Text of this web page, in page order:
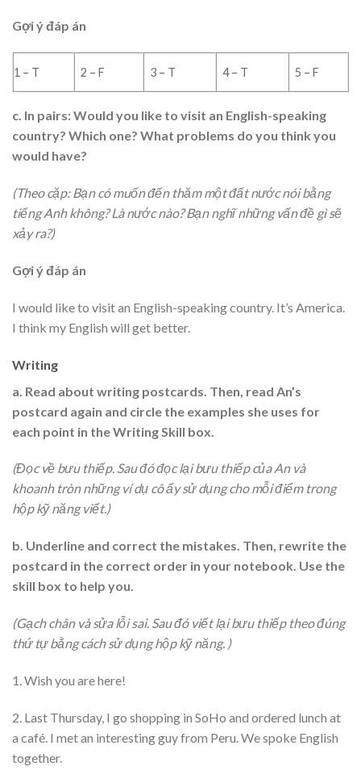
Gợi ý đáp án
1 – T 2 – F 3 – T 4 – T 5 – F
c. In pairs: Would you like to visit an English-speaking
country? Which one? What problems do you think you
would have?
(Theo cặp: Bạn có muốn đến thăm một đất nước nói bằng
tiếng Anh không? Là nước nào? Bạn nghĩ những vấn đề gì sẽ
xảy ra?)
Gợi ý đáp án
I would like to visit an English-speaking country. It’s America.
I think my English will get better.
Writing
a. Read about writing postcards. Then, read An’s
postcard again and circle the examples she uses for
each point in the Writing Skill box.
(Đọc về bưu thiếp. Sau đó đọc lại bưu thiếp của An và
khoanh tròn những ví dụ cô ấy sử dụng cho mỗi điểm trong
hộp kỹ năng viết.)
b. Underline and correct the mistakes. Then, rewrite the
postcard in the correct order in your notebook. Use the
skill box to help you.
(Gạch chân và sửa lỗi sai. Sau đó viết lại bưu thiếp theo đúng
thứ tự bằng cách sử dụng hộp kỹ năng. )
1. Wish you are here!
2. Last Thursday, I go shopping in SoHo and ordered lunch at
a café. I met an interesting guy from Peru. We spoke English
together.